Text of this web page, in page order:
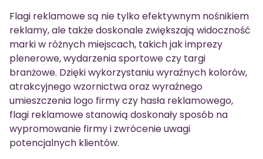
Flagi reklamowe są nie tylko efektywnym nośnikiem
reklamy, ale także doskonale zwiększają widoczność
marki w różnych miejscach, takich jak imprezy
plenerowe, wydarzenia sportowe czy targi
branżowe. Dzięki wykorzystaniu wyraźnych kolorów,
atrakcyjnego wzornictwa oraz wyraźnego
umieszczenia logo firmy czy hasła reklamowego,
flagi reklamowe stanowią doskonały sposób na
wypromowanie firmy i zwrócenie uwagi
potencjalnych klientów.